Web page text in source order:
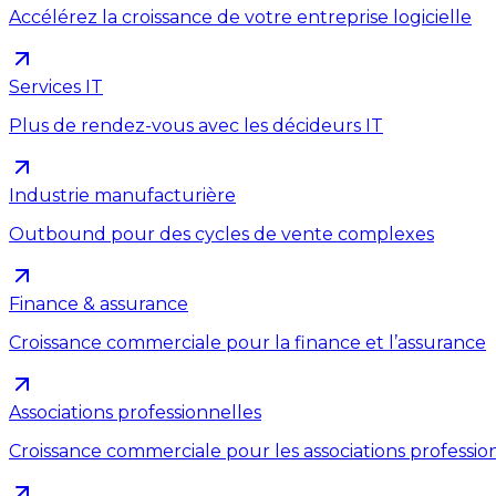
Accélérez la croissance de votre entreprise logicielle
Services IT
Plus de rendez-vous avec les décideurs IT
Industrie manufacturière
Outbound pour des cycles de vente complexes
Finance & assurance
Croissance commerciale pour la finance et l’assurance
Associations professionnelles
Croissance commerciale pour les associations